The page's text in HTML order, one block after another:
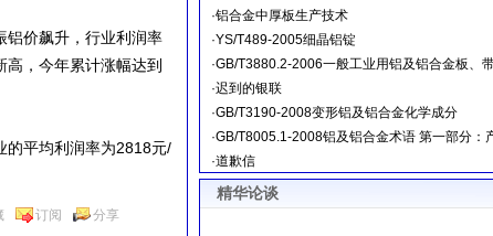
价飙升，行业利润率
高，今年累计涨幅达到
平均利润率为2818元/
订阅 分享
·铝合金中厚板生产技术
·YS/T489-2005细晶铝锭
·GB/T3880.2-2006一般工业用铝及铝合金板、
·迟到的银联
·GB/T3190-2008变形铝及铝合金化学成分
·GB/T8005.1-2008铝及铝合金术语 第一部分：
·道歉信
精华论谈